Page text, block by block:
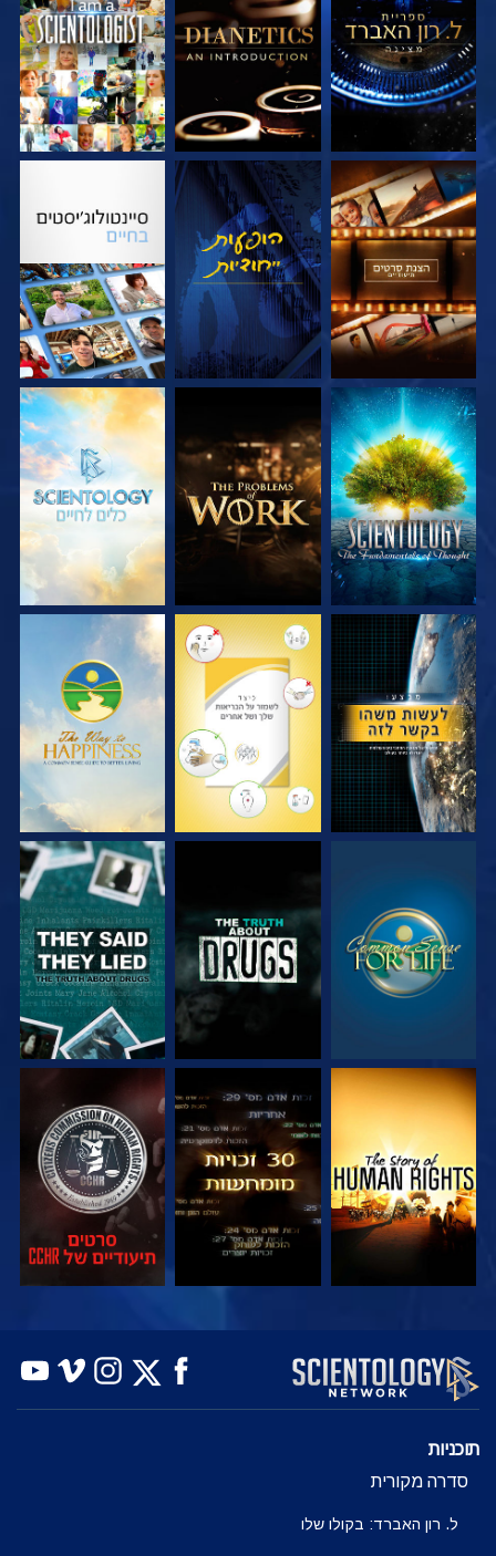
בדוק את הסדרה בדוק את הסדרה צפה
בדוק את הסדרה צפה בדוק את הסדרה
בדוק את הסדרה בדוק את הסדרה בדוק את הסדרה
צפה צפה
צפה צפה צפה
צפה צפה צפה
צפה בדוק את הסדרה
תוכניות
סדרה מקורית
ל. רון האברד: בקולו שלו